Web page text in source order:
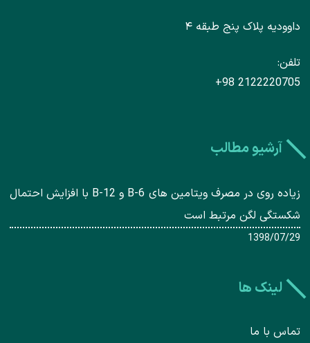
داوودیه پلاک پنج طبقه ۴
تلفن
+98 2122220705
آرشیو مطالب
زیاده روی در مصرف ویتامین های B-6 و B-12 با افزایش احتمال
شکستگی لگن مرتبط است
1398/07/29
لینک ها
تماس با ما